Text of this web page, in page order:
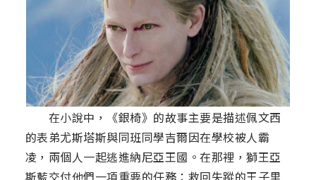
在小說中，《銀椅》的故事主要是描述佩文西
的表弟尤斯塔斯與同班同學吉爾因在學校被人霸
凌，兩個人一起逃進納尼亞王國。在那裡，獅王亞
斯藍交付他們一項重要的任務：救回失蹤的王子里